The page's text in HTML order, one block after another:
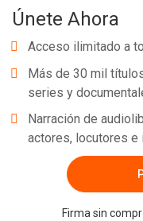
Únete Ahora
Acceso ilimitado a
Más de 30 mil
series y
Narración de
actores, locutores
Firma sin